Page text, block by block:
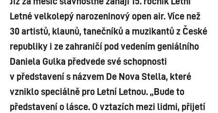
Letné velkolepý narozeninový open air. Více než
30 artistů, klaunů, tanečníků a muzikantů z České
republiky i ze zahraničí pod vedením geniálního
Daniela Gulka předvede své schopnosti
v představení s názvem De Nova Stella, které
vzniklo speciálně pro Letní Letnou. „Bude to
představení o lásce. O vztazích mezi lidmi, přijetí